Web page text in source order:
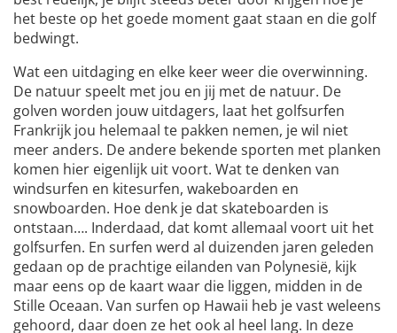
het beste op het goede moment gaat staan en die golf
bedwingt.
Wat een uitdaging en elke keer weer die overwinning.
De natuur speelt met jou en jij met de natuur. De
golven worden jouw uitdagers, laat het golfsurfen
Frankrijk jou helemaal te pakken nemen, je wil niet
meer anders. De andere bekende sporten met planken
komen hier eigenlijk uit voort. Wat te denken van
windsurfen en kitesurfen, wakeboarden en
snowboarden. Hoe denk je dat skateboarden is
ontstaan…. Inderdaad, dat komt allemaal voort uit het
golfsurfen. En surfen werd al duizenden jaren geleden
gedaan op de prachtige eilanden van Polynesië, kijk
maar eens op de kaart waar die liggen, midden in de
Stille Oceaan. Van surfen op Hawaii heb je vast weleens
gehoord, daar doen ze het ook al heel lang. In deze